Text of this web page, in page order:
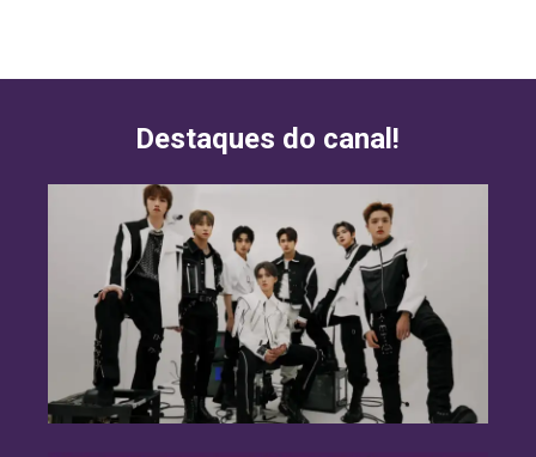
Destaques do canal!